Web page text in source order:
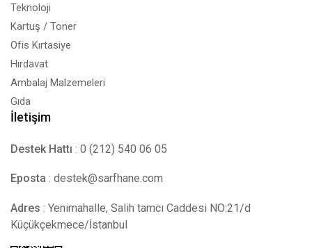
Teknoloji
Kartuş / Toner
Ofis Kırtasiye
Hırdavat
Ambalaj Malzemeleri
Gıda
İletişim
Destek Hattı : 0 (212) 540 06 05
Eposta : destek@sarfhane.com
Adres : Yenimahalle, Salih tamcı Caddesi NO:21/d
Küçükçekmece/İstanbul